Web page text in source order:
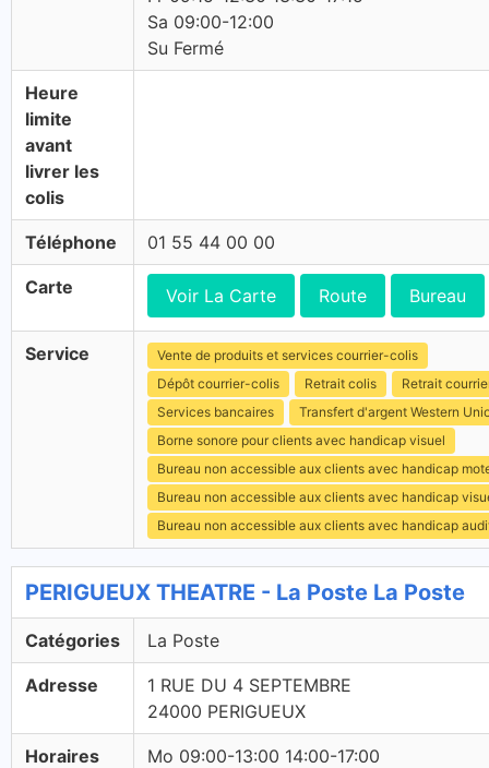
Sa 09:00-12:00
Su Fermé
Heure
limite
avant
livrer les
colis
Téléphone 01 55 44 00 00
Carte Voir La Carte Route Bureau
Service
Vente de produits et services courrier-colis
Dépôt courrier-colis
Retrait colis
Retrait
Services bancaires
Transfert d'argent Western
Borne sonore pour clients avec handicap visuel
Bureau non accessible aux clients avec handicap
Bureau non accessible aux clients avec handicap
Bureau non accessible aux clients avec handicap
PERIGUEUX THEATRE - La Poste La Poste
Catégories La Poste
Adresse
1 RUE DU 4 SEPTEMBRE
24000 PERIGUEUX
Horaires
Mo 09:00-13:00 14:00-17:00